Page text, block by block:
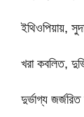
ইথিওপিয়ায়,
খরা কবলিত,
দুর্ভাগ্য